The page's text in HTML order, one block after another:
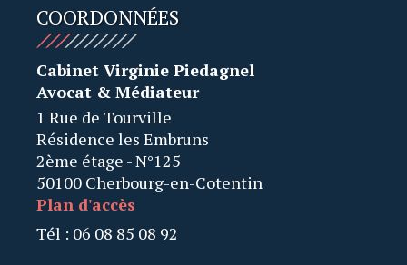
COORDONNÉES
Cabinet Virginie Piedagnel
Avocat & Médiateur
1 Rue de Tourville
Résidence les Embruns
2ème étage - N°125
50100 Cherbourg-en-Cotentin
Plan d'accès
Tél : 06 08 85 08 92